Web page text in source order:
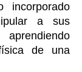
incorporado
a sus
de una